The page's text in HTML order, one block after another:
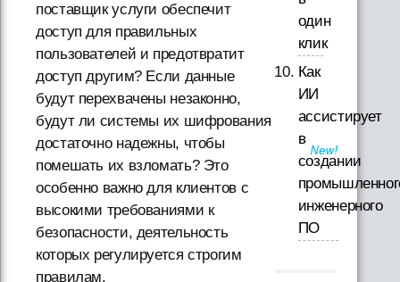
поставщик услуги обеспечит
доступ для правильных
пользователей и предотвратит
доступ другим? Если данные
будут перехвачены незаконно,
будут ли системы их шифрования
достаточно надежны, чтобы
помешать их взломать? Это
особенно важно для клиентов с
высокими требованиями к
безопасности, деятельность
которых регулируется строгим
правилам.
один
клик
Как
ИИ
ассистирует
в
создании
инженерного
ПО